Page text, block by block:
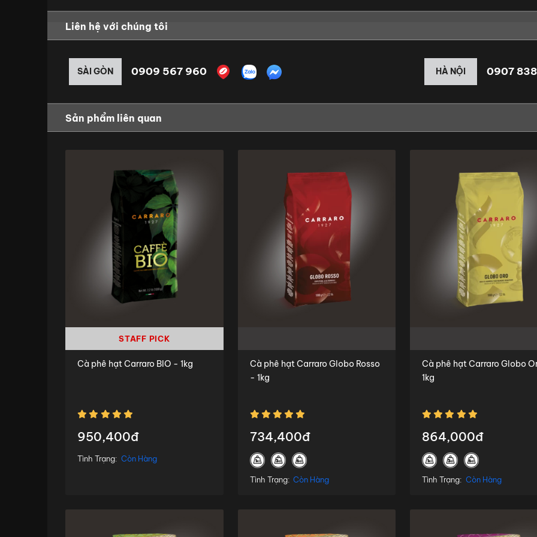
Liên hệ với chúng tôi
SÀI GÒN 0909 567 960 HÀ NỘI 0907
Sản phẩm liên quan
STAFF PICK
Cà phê hạt Carraro BIO - 1kg
950,400đ
Tình Trạng: Còn Hàng
Cà phê hạt Carraro Globo Rosso
- 1kg
734,400đ
Tình Trạng: Còn Hàng
Cà phê hạt Carraro Globo
1kg
864,000đ
Tình Trạng: Còn Hàng